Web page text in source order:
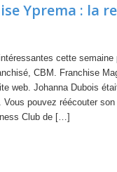
Yprema : la
cette
CBM. Franchise
web. Johanna Dubois
Vous pouvez réécouter
Club de […]